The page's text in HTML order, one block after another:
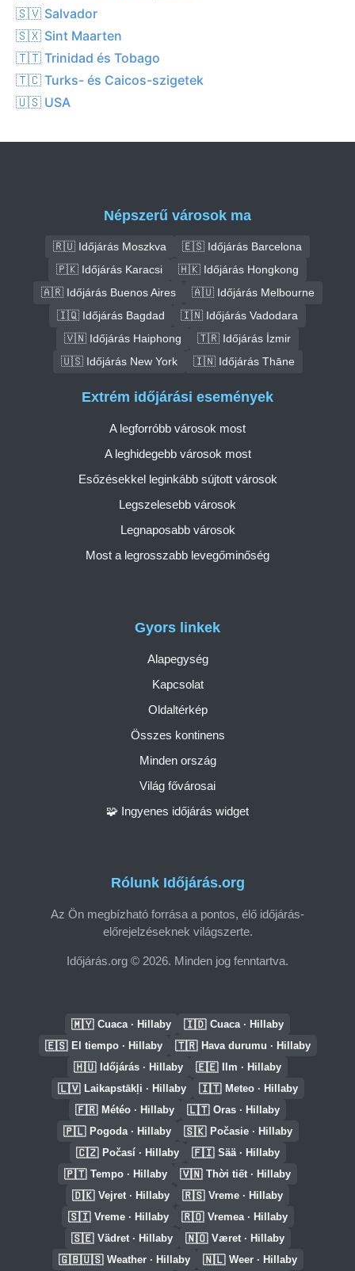
🇸🇻 Salvador
🇸🇽 Sint Maarten
🇹🇹 Trinidad és Tobago
🇹🇨 Turks- és Caicos-szigetek
🇺🇸 USA
Népszerű városok ma
🇷🇺 Időjárás Moszkva
🇪🇸 Időjárás Barcelona
🇵🇰 Időjárás Karacsi
🇭🇰 Időjárás Hongkong
🇦🇷 Időjárás Buenos Aires
🇦🇺 Időjárás Melbourne
🇮🇶 Időjárás Bagdad
🇮🇳 Időjárás Vadodara
🇻🇳 Időjárás Haiphong
🇹🇷 Időjárás İzmir
🇺🇸 Időjárás New York
🇮🇳 Időjárás Thāne
Rólunk Időjárás.org
Az Ön megbízható forrása a pontos, élő időjárás-
előrejelzéseknek világszerte.
Időjárás.org © 2026. Minden jog fenntartva.
Gyors linkek
Alapegység
Kapcsolat
Oldaltérkép
Összes kontinens
Minden ország
Világ fővárosai
🧩 Ingyenes időjárás widget
Extrém időjárási események
A legforróbb városok most
A leghidegebb városok most
Esőzésekkel leginkább sújtott városok
Legszelesebb városok
Legnaposabb városok
Most a legrosszabb levegőminőség
🇲🇾 Cuaca · Hillaby 🇮🇩 Cuaca · Hillaby
🇪🇸 El tiempo · Hillaby 🇹🇷 Hava durumu · Hillaby
🇭🇺 Időjárás · Hillaby 🇪🇪 Ilm · Hillaby
🇱🇻 Laikapstākļi · Hillaby 🇮🇹 Meteo · Hillaby
🇫🇷 Météo · Hillaby 🇱🇹 Oras · Hillaby
🇵🇱 Pogoda · Hillaby 🇸🇰 Počasie · Hillaby
🇨🇿 Počasí · Hillaby 🇫🇮 Sää · Hillaby
🇵🇹 Tempo · Hillaby 🇻🇳 Thời tiết · Hillaby
🇩🇰 Vejret · Hillaby 🇷🇸 Vreme · Hillaby
🇸🇮 Vreme · Hillaby 🇷🇴 Vremea · Hillaby
🇸🇪 Vädret · Hillaby 🇳🇴 Været · Hillaby
🇬🇧🇺🇸 Weather · Hillaby 🇳🇱 Weer · Hillaby